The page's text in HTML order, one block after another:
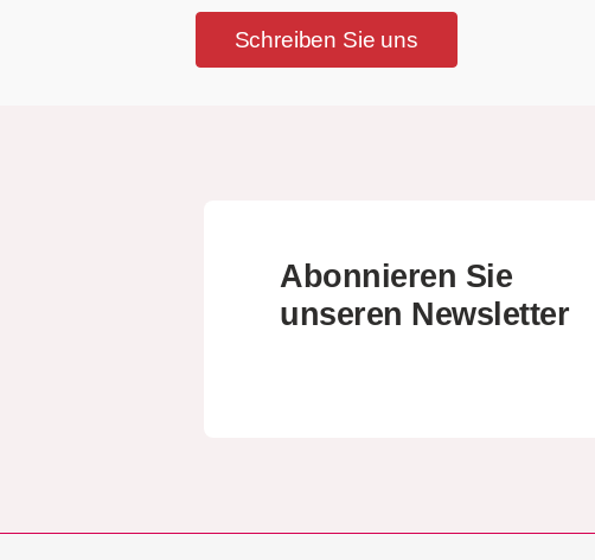
Schreiben Sie uns
Abonnieren Sie
unseren Newsletter